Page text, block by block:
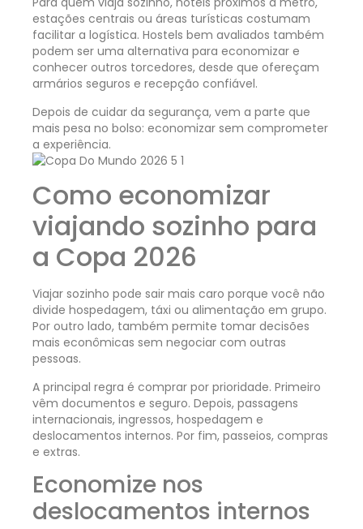
estações centrais ou áreas turísticas costumam
facilitar a logística. Hostels bem avaliados também
podem ser uma alternativa para economizar e
conhecer outros torcedores, desde que ofereçam
armários seguros e recepção confiável.
Depois de cuidar da segurança, vem a parte que
mais pesa no bolso: economizar sem comprometer
a experiência.
Como economizar
viajando sozinho para
a Copa 2026
Viajar sozinho pode sair mais caro porque você não
divide hospedagem, táxi ou alimentação em grupo.
Por outro lado, também permite tomar decisões
mais econômicas sem negociar com outras
pessoas.
A principal regra é comprar por prioridade. Primeiro
vêm documentos e seguro. Depois, passagens
internacionais, ingressos, hospedagem e
deslocamentos internos. Por fim, passeios, compras
e extras.
Economize nos
deslocamentos internos